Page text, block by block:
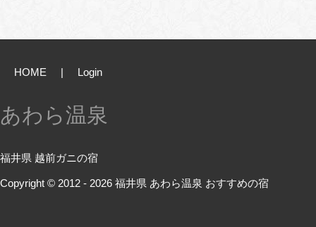
HOME | Login
あわら温泉
福井県 越前ガニの宿
Copyright © 2012 - 2026 福井県 あわら温泉 おすすめの宿